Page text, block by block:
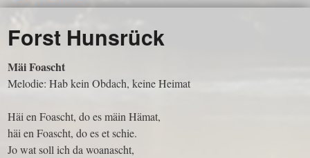
Forst Hunsrück
Mäi Foascht
Melodie: Hab kein Obdach, keine Heimat
Häi en Foascht, do es mäin Hämat,
häi en Foascht, do es et schie.
Jo wat soll ich da woanascht,